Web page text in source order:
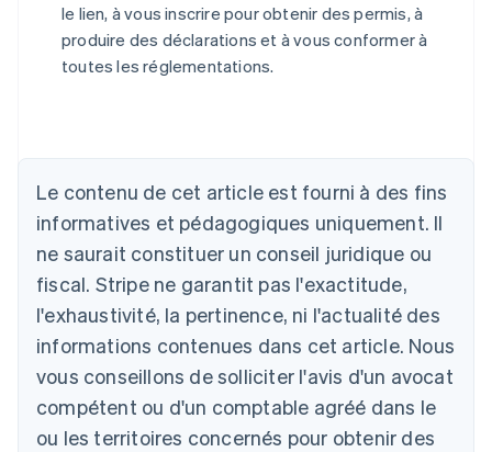
le lien, à vous inscrire pour obtenir des permis, à
produire des déclarations et à vous conformer à
toutes les réglementations.
Le contenu de cet article est fourni à des fins
informatives et pédagogiques uniquement. Il
ne saurait constituer un conseil juridique ou
fiscal. Stripe ne garantit pas l'exactitude,
l'exhaustivité, la pertinence, ni l'actualité des
informations contenues dans cet article. Nous
vous conseillons de solliciter l'avis d'un avocat
compétent ou d'un comptable agréé dans le
ou les territoires concernés pour obtenir des
Allemagne
Deutsch
Australie
English
Autriche
Belgique
NederlandsFrançaisDeutschEnglish
Brésil
PortuguêsEnglish
Bulgarie
English